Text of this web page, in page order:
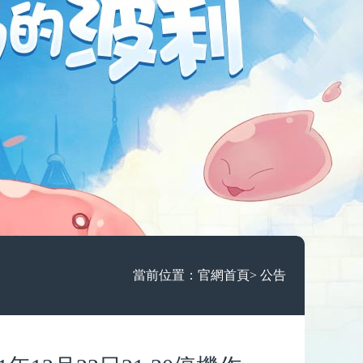
當前位置： 官網首頁> 公告